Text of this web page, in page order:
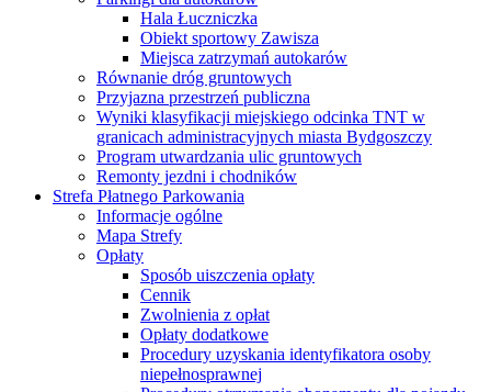
Hala Łuczniczka
Obiekt sportowy Zawisza
Miejsca zatrzymań autokarów
Równanie dróg gruntowych
Przyjazna przestrzeń publiczna
Wyniki klasyfikacji miejskiego odcinka TNT w
granicach administracyjnych miasta Bydgoszczy
Program utwardzania ulic gruntowych
Remonty jezdni i chodników
Strefa Płatnego Parkowania
Informacje ogólne
Mapa Strefy
Opłaty
Sposób uiszczenia opłaty
Cennik
Zwolnienia z opłat
Opłaty dodatkowe
Procedury uzyskania identyfikatora osoby
niepełnosprawnej